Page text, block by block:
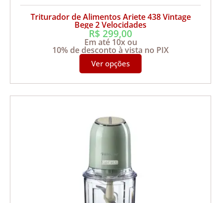
Triturador de Alimentos Ariete 438 Vintage
Bege 2 Velocidades
R$ 299,00
Em até 10x ou
10% de desconto à vista no PIX
Ver opções